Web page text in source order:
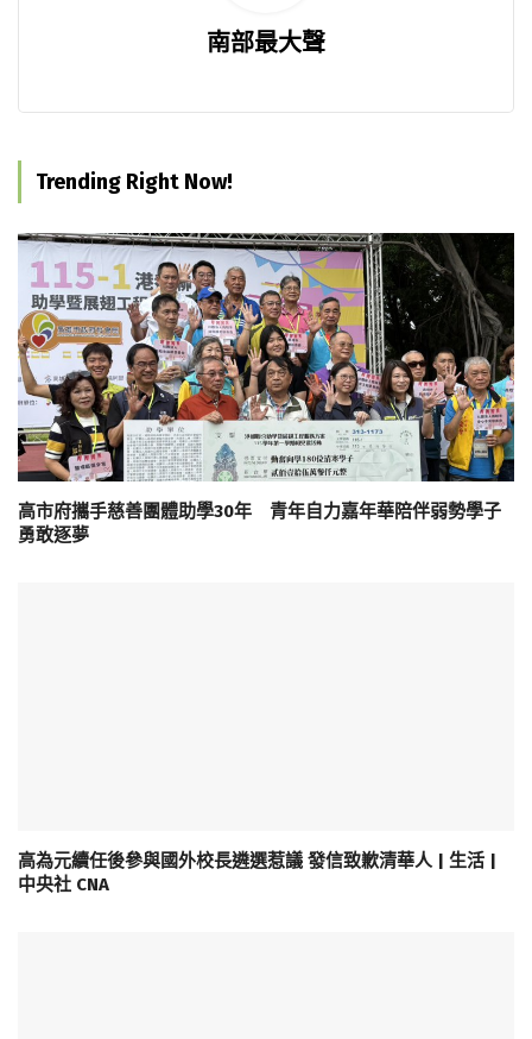
南部最大聲
Trending Right Now!
高市府攜手慈善團體助學30年 青年自力嘉年華陪伴弱勢學子
勇敢逐夢
高為元續任後參與國外校長遴選惹議 發信致歉清華人 | 生活 |
中央社 CNA